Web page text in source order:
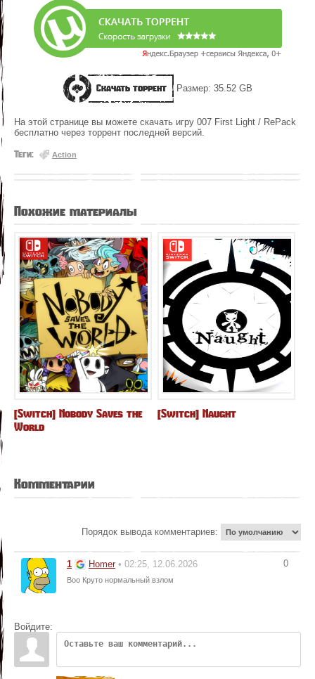
Скачать торрент Размер: 35.52 GB
На этой странице вы можете скачать игру 007 First Light / RePack
бесплатно через торрент последней версий.
Теги: Action
Похожие материалы
[Switch] Nobody Saves the
World
[Switch] Naught
Комментарии
Порядок вывода комментариев:
0
1 Homer • 02:25, 12.06.2026
Воо Круто нормальный взлом
Войдите: